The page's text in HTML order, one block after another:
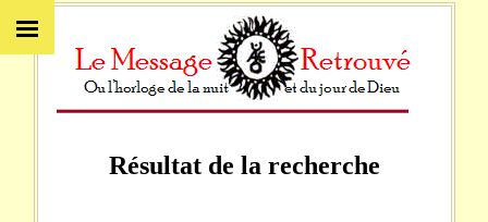
Résultat de la recherche